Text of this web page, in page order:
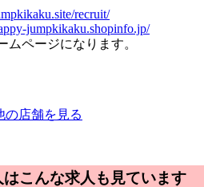
recruit/
jumpkikaku.shopinfo.jp/
ムページになります。
の店舗を見る
こんな求人も見ています